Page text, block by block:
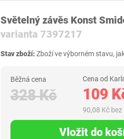
Světelný závěs Konst
varianta 7397217
Stav zboží:Zboží ve výborném stavu,
Běžná cena
328 Kč
Cena od
109
90,08 Kč bez
Vložit do